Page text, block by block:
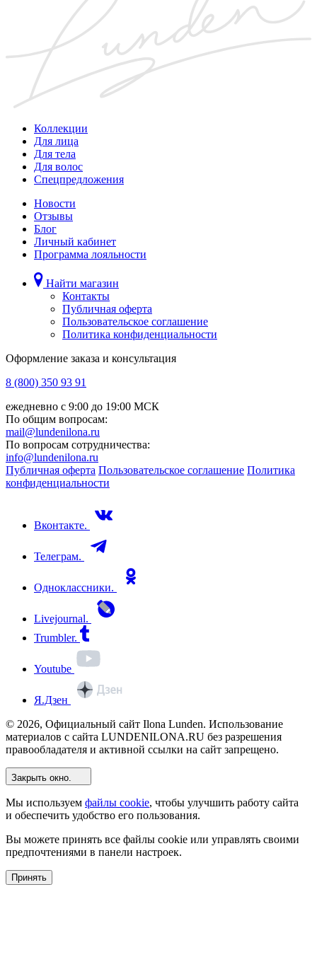
Коллекции
Для лица
Для тела
Для волос
Спецпредложения
Новости
Отзывы
Блог
Личный кабинет
Программа лояльности
Найти магазин
Контакты
Публичная оферта
Пользовательское соглашение
Политика конфиденциальности
Оформление заказа и консультация
8 (800) 350 93 91
ежедневно с 9:00 до 19:00 МСК
По общим вопросам:
mail@lundenilona.ru
По вопросам сотрудничества:
info@lundenilona.ru
Публичная оферта Пользовательское соглашение Политика
конфиденциальности
Вконтакте.
Телеграм.
Одноклассники.
Livejournal.
Trumbler.
Youtube
Я.Дзен
© 2026, Официальный сайт Ilona Lunden. Использование
материалов с сайта LUNDENILONA.RU без разрешения
правообладателя и активной ссылки на сайт запрещено.
Закрыть окно.
Мы используем файлы cookie, чтобы улучшить работу сайта
и обеспечить удобство его пользования.
Вы можете принять все файлы cookie или управлять своими
предпочтениями в панели настроек.
Принять